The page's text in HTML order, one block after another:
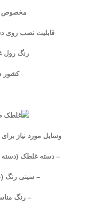
مخصوص
قابلیت نصب روی
رنگ رول
کشور
وسایل مورد نیاز
– دسته غلطک (دسته
– سینی رنگ
– رنگ